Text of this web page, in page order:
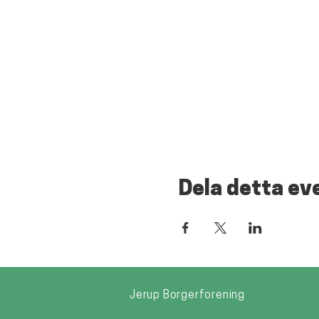
Dela detta
Jerup Borgerforening